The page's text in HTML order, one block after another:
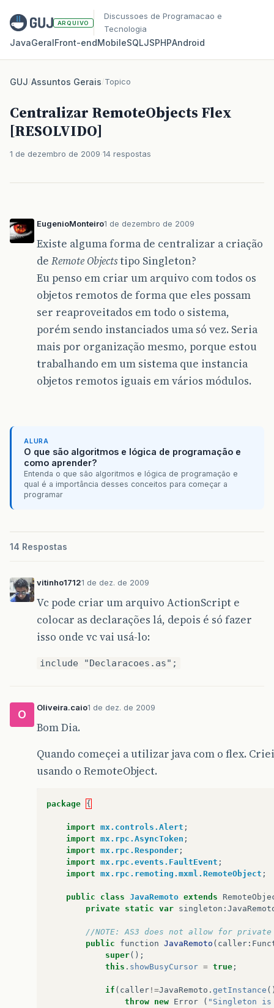
ARQUIVO
Discussoes de Programacao e
Tecnologia
JavaGeralFront‑endMobileSQLJSPHPAndroid
GUJ/Assuntos Gerais/Topico
Centralizar RemoteObjects Flex
[RESOLVIDO]
1 de dezembro de 2009 14 respostas
EugenioMonteiro1 de dezembro de 2009
Existe alguma forma de centralizar a criação
de Remote Objectstipo Singleton?
Eu penso em criar um arquivo com todos os
objetos remotos de forma que eles possam
ser reaproveitados em todo o sistema,
porém sendo instanciados uma só vez. Seria
mais por organização mesmo, porque estou
trabalhando em um sistema que instancia
objetos remotos iguais em vários módulos.
ALURA
O que são algoritmos e lógica de programação e
como aprender?
Entenda o que são algoritmos e lógica de programação e
qual é a importância desses conceitos para começar a
programar
14 Respostas
vitinho17121 de dez. de 2009
Vc pode criar um arquivo ActionScript e
colocar as declarações lá, depois é só fazer
isso onde vc vai usá-lo:
include "Declaracoes.as";
O
Oliveira.caio1 de dez. de 2009
Bom Dia.
Quando começei a utilizar java com o flex.
usando o RemoteObject.
package {
import mx.controls.Alert ;
import mx.rpc.AsyncToken ;
import mx.rpc.Responder ;
import mx.rpc.events.FaultEvent ;
import mx.rpc.remoting.mxml.RemoteObject ;
public class JavaRemoto extends
private static var singleton :
//NOTE: AS3 does not allow for
public
function JavaRemoto ( caller :
super();
this . showBusyCursor = true ;
if ( caller !=JavaRemoto . getInstance
throw new Error ( "Singleton